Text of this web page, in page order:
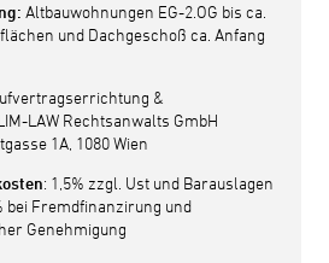
Altbauwohnungen EG-2.OG bis ca.
und Dachgeschoß ca. Anfang
&
LAW Rechtsanwalts GmbH
1A, 1080 Wien
: 1,5% zzgl. Ust und Barauslagen
bei Fremdfinanzirung und
Genehmigung